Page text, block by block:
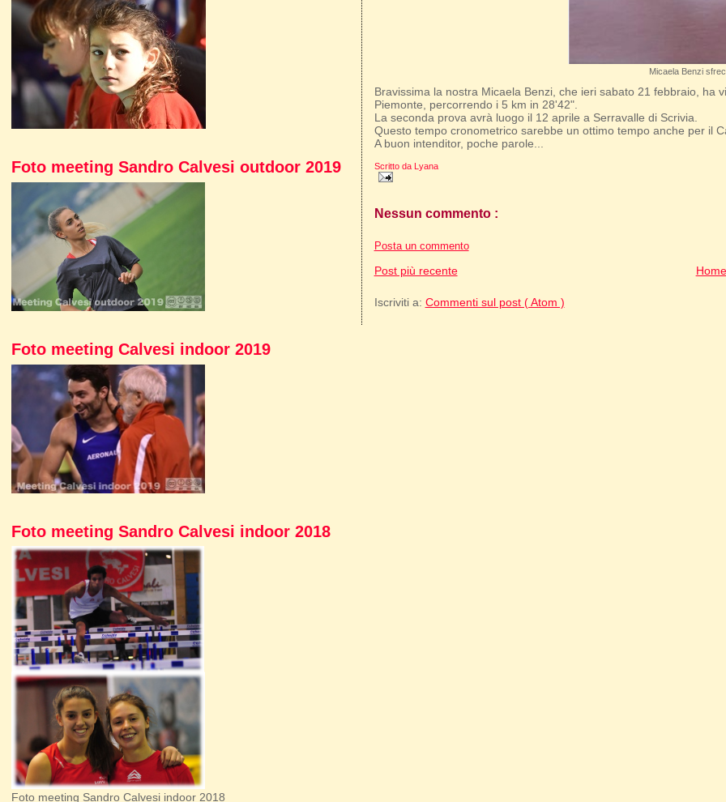
Micaela Benzi
Bravissima la nostra Micaela Benzi, che ieri sabato 21 febbraio,
Piemonte, percorrendo i 5 km in 28'42".
La seconda prova avrà luogo il 12 aprile a Serravalle di Scrivia.
Questo tempo cronometrico sarebbe un ottimo tempo anche per il
A buon intenditor, poche parole...
Scritto da Lyana
Nessun commento :
Posta un commento
Post più recente
Iscriviti a: Commenti sul post ( Atom )
Foto meeting Sandro Calvesi outdoor 2019
Foto meeting Calvesi indoor 2019
Foto meeting Sandro Calvesi indoor 2018
Foto meeting Sandro Calvesi indoor 2018